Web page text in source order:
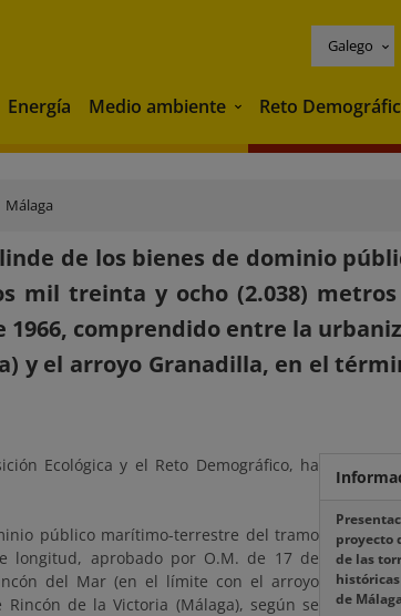
Galego
Energía Medio ambiente Medio ambiente
Reto
Málaga
de los bienes de dominio
mil treinta y ocho (2.038)
comprendido entre la
y el arroyo Granadilla, en el
Ecológica y el Reto Demográfico, ha
público marítimo-terrestre del tramo
longitud, aprobado por O.M. de 17 de
del Mar (en el límite con el arroyo
de la Victoria (Málaga), según se
proyecto
de las
de